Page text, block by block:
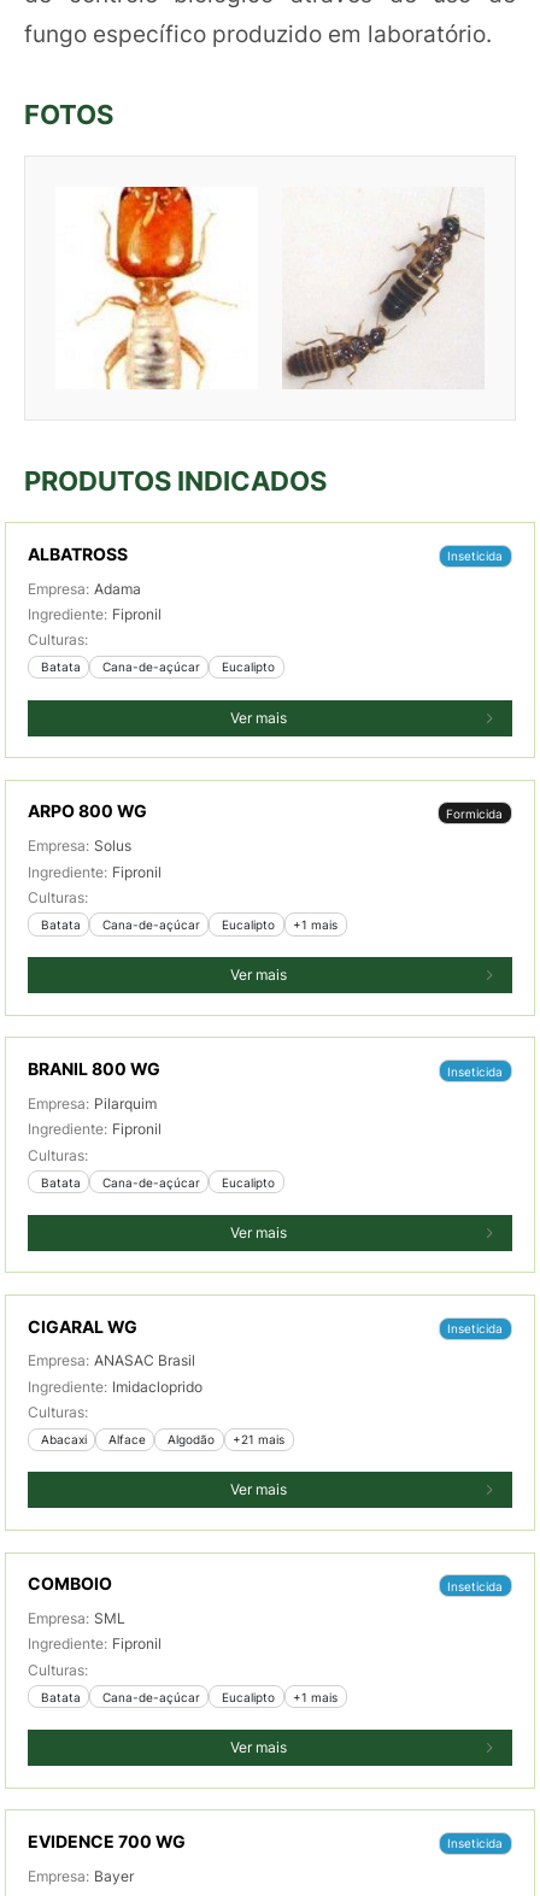
fungo específico produzido em laboratório.
FOTOS
PRODUTOS INDICADOS
ALBATROSS Inseticida
Empresa: Adama
Ingrediente: Fipronil
Culturas:
Batata Cana-de-açúcar Eucalipto
Ver mais
ARPO 800 WG Formicida
Empresa: Solus
Ingrediente: Fipronil
Culturas:
Batata Cana-de-açúcar Eucalipto +1 mais
Ver mais
BRANIL 800 WG Inseticida
Empresa: Pilarquim
Ingrediente: Fipronil
Culturas:
Batata Cana-de-açúcar Eucalipto
Ver mais
CIGARAL WG Inseticida
Empresa: ANASAC Brasil
Ingrediente: Imidacloprido
Culturas:
Abacaxi Alface Algodão +21 mais
Ver mais
COMBOIO Inseticida
Empresa: SML
Ingrediente: Fipronil
Culturas:
Batata Cana-de-açúcar Eucalipto +1 mais
Ver mais
EVIDENCE 700 WG Inseticida
Empresa: Bayer